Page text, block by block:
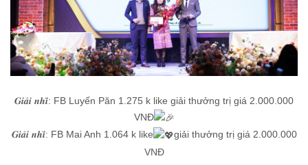
𝑮𝒊𝒂̉𝒊 𝒏𝒉𝒊̀: FB Luyến Păn 1.275 k like giải thưởng trị giá 2.000.000
VNĐ
𝑮𝒊𝒂̉𝒊 𝒏𝒉𝒊̀: FB Mai Anh 1.064 k like
giải thưởng trị giá 2.000.000
VNĐ